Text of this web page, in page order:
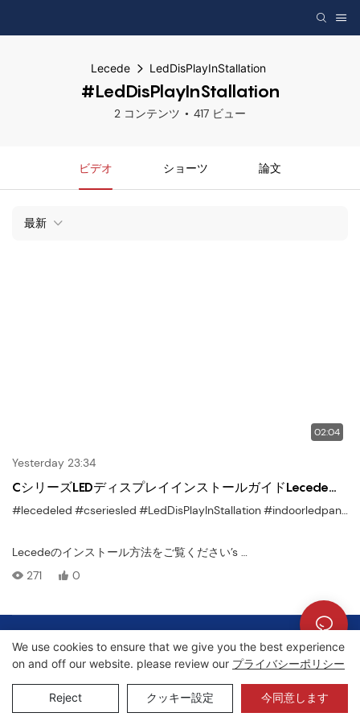
Lecede LedDisPlayInStallation
#LedDisPlayInStallation
2 コンテンツ 417 ビュー
ビデオ ショーツ 論文
最新
02:04
Yesterday 23:34
CシリーズLEDディスプレイインストールガイドLecede段
階的なセットアップ
#lecedeled #cseriesled #LedDisPlayInStallation#indoorledpanel
Lecedeのインストール方法をご覧ください’s
Cシリーズの屋外LEDディスプレイ
ンストールチュートリアルは、構造セットアップから最終テスト
までの詳細なウォークスルーを提供します — 屋外広告、スタジア
ム、公共広場、輸送ハブに最適です。
IP65定格の耐候性設計
271 0
著作権 © 2026 Lecede | サイトマップ| プライバシーポリシー
We use cookies to ensure that we give you the best experience
on and off our website. please review our プライバシーポリシー
Reject クッキー設定 今同意します